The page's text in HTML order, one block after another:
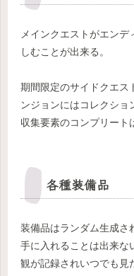
メインクエストがエン
しむことが出来る。
期間限定のサイドクエス
ンジョンにはコレクショ
収集要素のコンプリート
各種装備品
装備品はランダム生成さ
手に入れることは出来な
観が記録されいつでも見